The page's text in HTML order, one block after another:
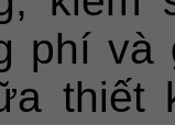
phí
thiết